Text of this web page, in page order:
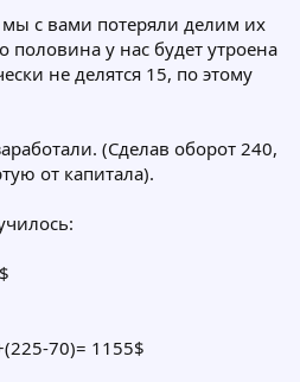
мы с вами потеряли делим их
половина у нас будет утроена
не делятся 15, по этому
(Сделав оборот 240,
от капитала).
70)= 1155$